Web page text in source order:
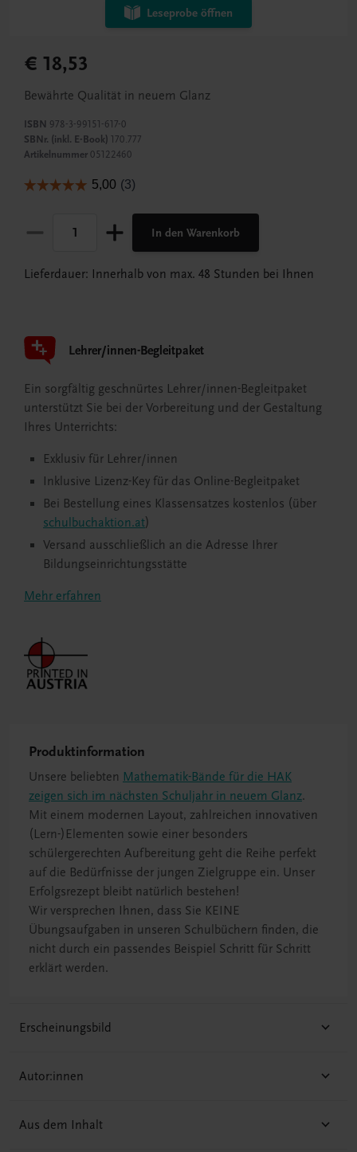
Leseprobe öffnen
€ 18,53
Bewährte Qualität in neuem Glanz
ISBN 978-3-99151-617-0
SBNr. (inkl. E-Book) 170.777
Artikelnummer 05122460
In den Warenkorb
Lieferdauer: Innerhalb von max. 48 Stunden bei Ihnen
Lehrer/innen-Begleitpaket
Ein sorgfältig geschnürtes Lehrer/innen-Begleitpaket
unterstützt Sie bei der Vorbereitung und der Gestaltung
Ihres Unterrichts:
Exklusiv für Lehrer/innen
Inklusive Lizenz-Key für das Online-Begleitpaket
Bei Bestellung eines Klassensatzes kostenlos (über
schulbuchaktion.at)
Versand ausschließlich an die Adresse Ihrer
Bildungseinrichtungsstätte
Mehr erfahren
Produktinformation
Unsere beliebten Mathematik-Bände für die HAK
zeigen sich im nächsten Schuljahr in neuem Glanz.
Mit einem modernen Layout, zahlreichen innovativen
(Lern-)Elementen sowie einer besonders
schülergerechten Aufbereitung geht die Reihe perfekt
auf die Bedürfnisse der jungen Zielgruppe ein. Unser
Erfolgsrezept bleibt natürlich bestehen!
Wir versprechen Ihnen, dass Sie KEINE
Übungsaufgaben in unseren Schulbüchern finden, die
nicht durch ein passendes Beispiel Schritt für Schritt
erklärt werden.
Erscheinungsbild
Autor:innen
Aus dem Inhalt